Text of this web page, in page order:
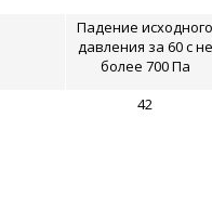
Падение исходного
давления за 60 с не
более 700 Па
42